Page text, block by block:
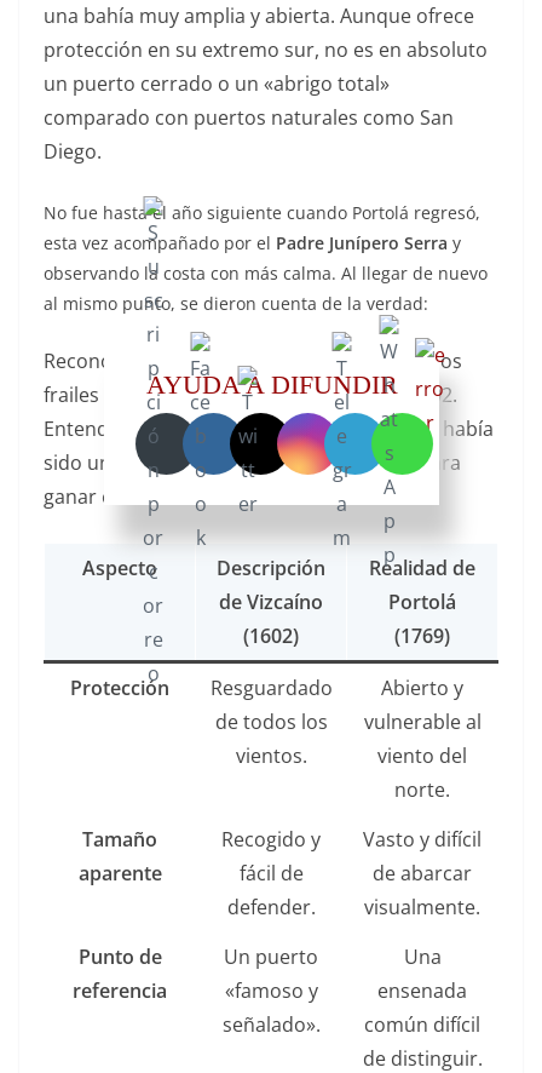
una bahía muy amplia y abierta. Aunque ofrece
protección en su extremo sur, no es en absoluto
un puerto cerrado o un «abrigo total»
comparado con puertos naturales como San
Diego.
No fue hasta el año siguiente cuando Portolá regresó,
esta vez acompañado por el Padre Junípero Serra y
observando la costa con más calma. Al llegar de nuevo
al mismo punto, se dieron cuenta de la verdad:
Reconocieron elencino (roble)
bajo el cual los
frailes de Vizcaíno habían dado misa en 1602.
Entendieron que la descripción de Vizcaíno había
sido un ejercicio de
exageración literaria
para
ganar el favor del virrey.
Aspecto
Descripción
de Vizcaíno
(1602)
Realidad de
Portolá
(1769)
Protección
Resguardado
de todos los
vientos.
Abierto y
vulnerable al
viento del
norte.
Tamaño
aparente
Recogido y
fácil de
defender.
Vasto y difícil
de abarcar
visualmente.
Punto de
referencia
Un puerto
«famoso y
señalado».
Una
ensenada
común difícil
de distinguir.
AYUDA A DIFUNDIR